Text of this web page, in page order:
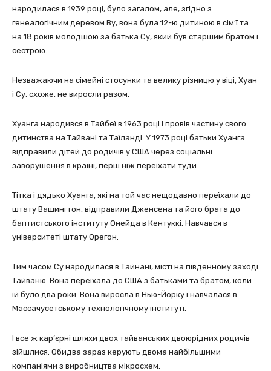
народилася в 1939 році, було загалом, але, згідно з
генеалогічним деревом Ву, вона була 12-ю дитиною в сім’ї та
на 18 років молодшою за батька Су, який був старшим братом і
сестрою.
Незважаючи на сімейні стосунки та велику різницю у віці, Хуан
і Су, схоже, не виросли разом.
Хуанга народився в Тайбеї в 1963 році і провів частину свого
дитинства на Тайвані та Таїланді. У 1973 році батьки Хуанга
відправили дітей до родичів у США через соціальні
заворушення в країні, перш ніж переїхати туди.
Тітка і дядько Хуанга, які на той час нещодавно переїхали до
штату Вашингтон, відправили Дженсена та його брата до
баптистського інституту Онейда в Кентуккі. Навчався в
університеті штату Орегон.
Тим часом Су народилася в Тайнані, місті на південному заході
Тайваню. Вона переїхала до США з батьками та братом, коли
їй було два роки. Вона виросла в Нью-Йорку і навчалася в
Массачусетському технологічному інституті.
І все ж кар’єрні шляхи двох тайванських двоюрідних родичів
зійшлися. Обидва зараз керують двома найбільшими
компаніями з виробництва мікросхем.